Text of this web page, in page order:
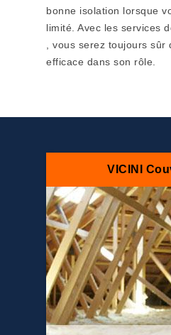
bonne isolation lorsque
limité. Avec les services
, vous serez toujours sûr
efficace dans son rôle.
VICINI